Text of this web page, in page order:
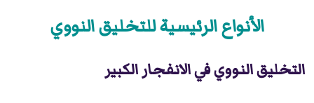
الأنواع الرئيسية للتخليق النووي
التخليق النووي في الانفجار الكبير